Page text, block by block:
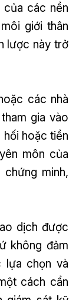
của các nền
giới thân
lược này trở
các nhà
gia vào
hoặc tiền
môn của
minh,
dịch được
không đảm
lựa chọn và
cách cẩn